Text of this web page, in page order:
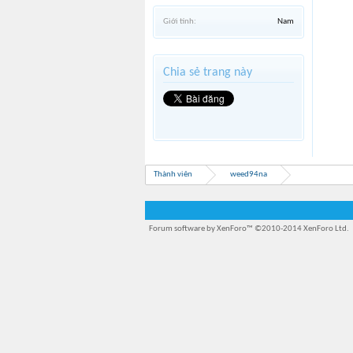
Giới tính: Nam
Chia sẻ trang này
Thành viên weed94na
Forum software by XenForo™ ©2010-2014 XenForo Ltd.